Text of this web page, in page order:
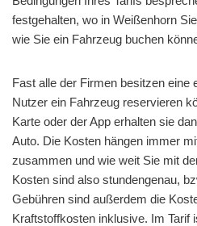
festgehalten, wo in Weißenhorn
wie Sie ein Fahrzeug buchen
Fast alle der Firmen besitzen eine
Nutzer ein Fahrzeug reservieren
Karte oder der App erhalten sie
Auto. Die Kosten hängen immer
zusammen und wie weit Sie mit
Kosten sind also stundengenau,
Gebühren sind außerdem die
Kraftstoffkosten inklusive. Im Tarif